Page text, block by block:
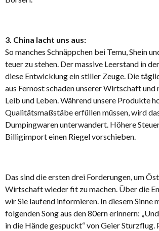
3. China lacht uns aus:
So manches Schnäppchen bei Temu, Shein
teuer zu stehen. Der massive Leerstand in
diese Entwicklung ein stiller Zeuge. Die
aus Fernost schaden unserer Wirtschaft und
Leib und Leben. Während unsere Produkte
Qualitätsmaßstäbe erfüllen müssen, wird
Dumpingwaren unterwandert. Höhere
Billigimport einen Riegel vorschieben.
Das sind die ersten drei Forderungen, um
Wirtschaft wieder fit zu machen. Über die
wir Sie laufend informieren. In diesem Sinne
folgenden Song aus den 80ern erinnern:
in die Hände gespuckt“ von Geier Sturzflug.